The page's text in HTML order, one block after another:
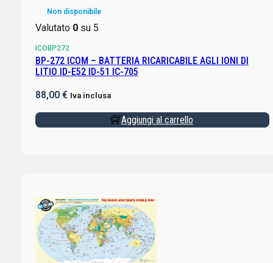
Non disponibile
Valutato 0su 5
ICOBP272
BP-272 ICOM – BATTERIA RICARICABILE AGLI IONI DI
LITIO ID-E52 ID-51 IC-705
88,00 € Iva inclusa
Aggiungi al carrello